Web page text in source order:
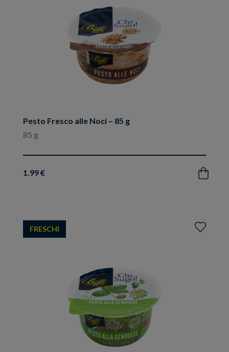
Pesto Fresco alle Noci – 85 g
85 g
1.99 € Acquista
FRESCHI
Aggiungi